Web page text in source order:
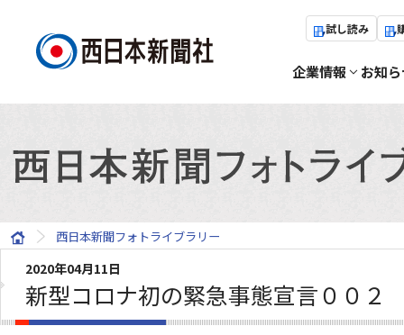
試し読み
企業情報 お知
西日本新聞フォトライブラリー
2020年04月11日
新型コロナ初の緊急事態宣言００２